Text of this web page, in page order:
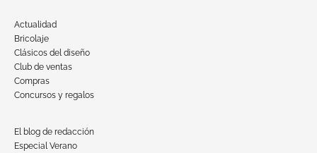
Actualidad
Bricolaje
Clásicos del diseño
Club de ventas
Compras
Concursos y regalos
El blog de redacción
Especial Verano